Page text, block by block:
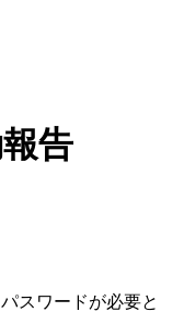
告
スワードが必要と